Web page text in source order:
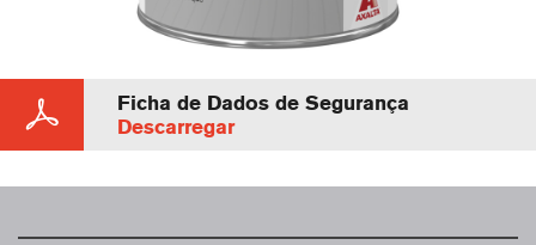
Ficha de Dados de Segurança
Descarregar